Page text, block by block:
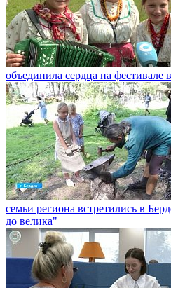
объединила сердца на фестивале
семьи региона встретились в
до велика"